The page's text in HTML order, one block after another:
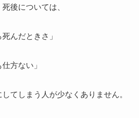
後については、
死んだときさ」
仕方ない」
してしまう人が少なくありません。